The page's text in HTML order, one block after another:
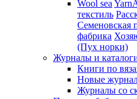
Wool sea
текстиль
Семеновская
фабрика
(Пух норки)
Журналы и
Книги по
Новые
Журналы со